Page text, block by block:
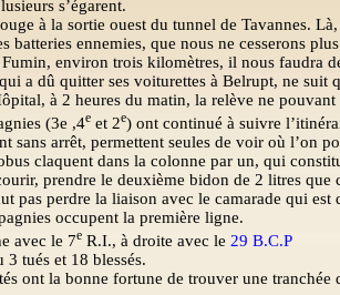
s’égarent.
à la sortie ouest du tunnel de Tavannes.
batteries ennemies, que nous ne cesserons
environ trois kilomètres, il nous faudra
a dû quitter ses voiturettes à Belrupt, ne suit
à 2 heures du matin, la relève ne
(3e ,4e et 2e) ont continué à suivre
sans arrêt, permettent seules de voir où l’on
claquent dans la colonne par un, qui
prendre le deuxième bidon de 2 litres
pas perdre la liaison avec le camarade qui est
occupent la première ligne.
avec le 7e R.I., à droite avec le 29 B.C.P
tués et 18 blessés.
ont la bonne fortune de trouver une